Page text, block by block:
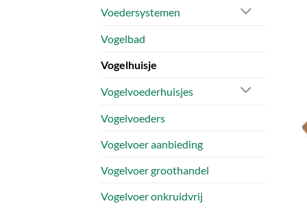
Voedersystemen
Vogelbad
Vogelhuisje
Vogelvoederhuisjes
Vogelvoeders
Vogelvoer aanbieding
Vogelvoer groothandel
Vogelvoer onkruidvrij